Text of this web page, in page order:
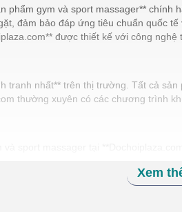
phẩm gym và sport massager**
đảm bảo đáp ứng tiêu chuẩn quốc tế
được thiết kế với công
tranh nhất** trên thị trường. Tất cả
thường xuyên có các chương trình
nhà sản xuất, đảm bảo khách hàng
kiện trong thời gian bảo hành, đảm
Xem